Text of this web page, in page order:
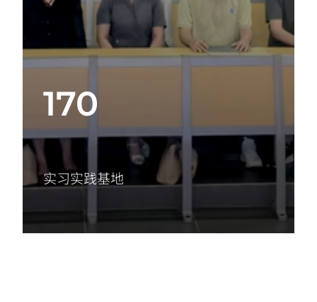
170
实习实践基地